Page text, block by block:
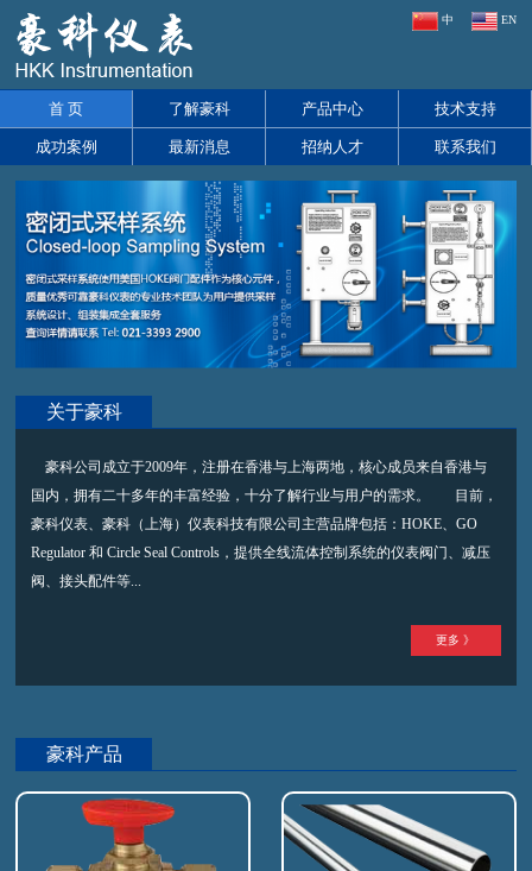
中 EN
首 页 了解豪科 产品中心 技术支持
成功案例 最新消息 招纳人才 联系我们
关于豪科
豪科公司成立于2009年，注册在香港与上海两地，核心成员来自香港与
国内，拥有二十多年的丰富经验，十分了解行业与用户的需求。 目前，
豪科仪表、豪科（上海）仪表科技有限公司主营品牌包括：HOKE、GO
Regulator 和 Circle Seal Controls，提供全线流体控制系统的仪表阀门、减压
阀、接头配件等...
更多 》
豪科产品